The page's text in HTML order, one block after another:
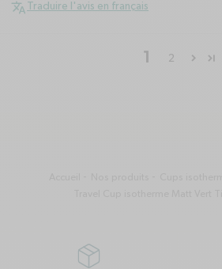
Traduire l'avis en français
1 2
package